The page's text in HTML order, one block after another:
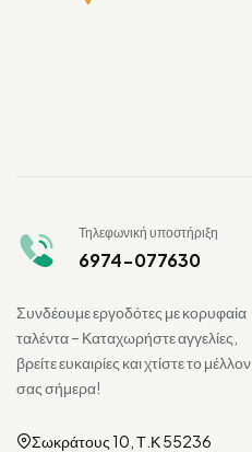
Τηλεφωνική υποστήριξη
6974-077630
Συνδέουμε εργοδότες με κορυφαία
ταλέντα – Καταχωρήστε αγγελίες,
βρείτε ευκαιρίες και χτίστε το μέλλον
σας σήμερα!
Σωκράτους 10, Τ.Κ 55236